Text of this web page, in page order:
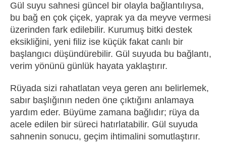
Gül suyu sahnesi güncel bir olayla bağlantılıysa,
bu bağ en çok çiçek, yaprak ya da meyve vermesi
üzerinden fark edilebilir. Kurumuş bitki destek
eksikliğini, yeni filiz ise küçük fakat canlı bir
başlangıcı düşündürebilir. Gül suyuda bu bağlantı,
verim yönünü günlük hayata yaklaştırır.
Rüyada sizi rahatlatan veya geren anı belirlemek,
sabır başlığının neden öne çıktığını anlamaya
yardım eder. Büyüme zamana bağlıdır; rüya da
acele edilen bir süreci hatırlatabilir. Gül suyuda
sahnenin sonucu, geçim ihtimalini somutlaştırır.